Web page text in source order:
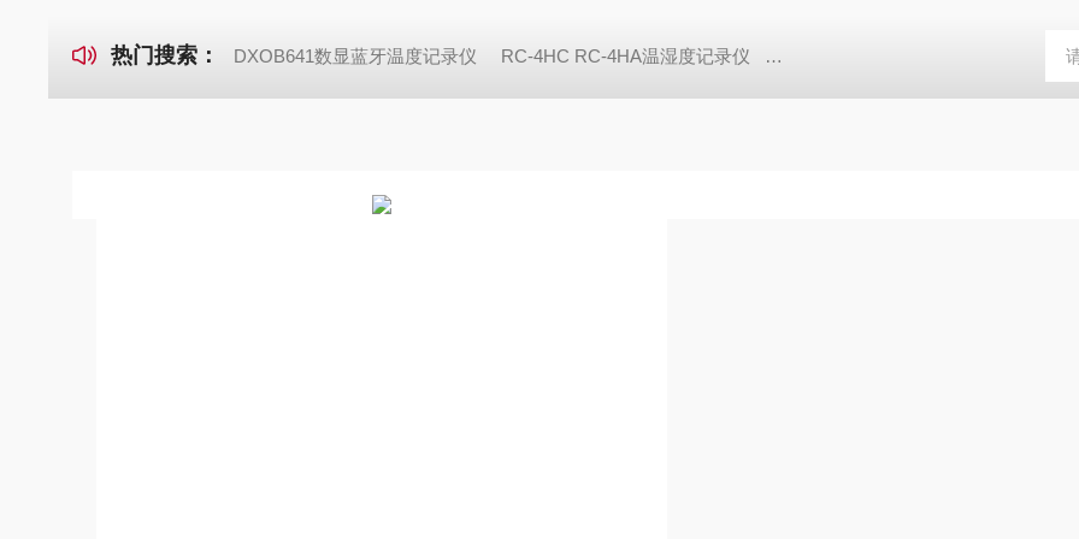
热门搜索： DXOB641数显蓝牙温度记录仪 RC-4HC RC-4HA温湿度记录仪 多样品平行蒸发仪多样品平行蒸发仪